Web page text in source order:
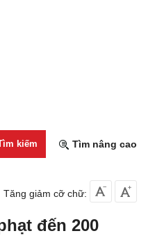
kiếm Tìm nâng cao
Tăng giảm cỡ chữ:
đến 200